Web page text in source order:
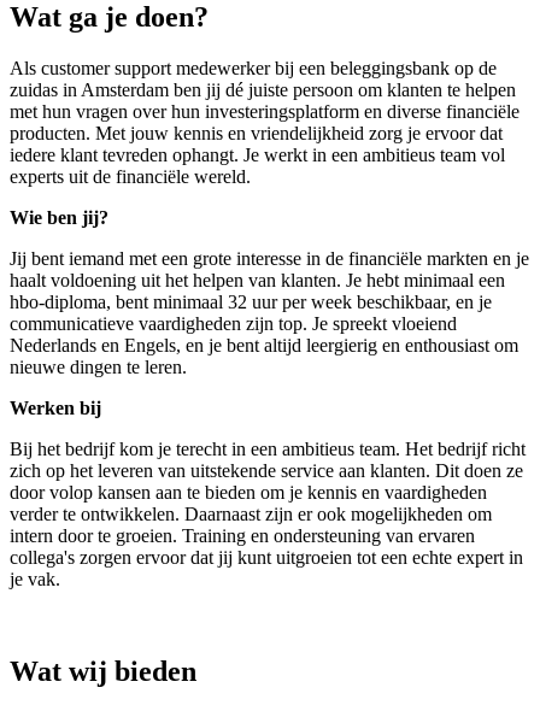
Wat ga je doen?
Als customer support medewerker bij een beleggingsbank op de
zuidas in Amsterdam ben jij dé juiste persoon om klanten te helpen
met hun vragen over hun investeringsplatform en diverse financiële
producten. Met jouw kennis en vriendelijkheid zorg je ervoor dat
iedere klant tevreden ophangt. Je werkt in een ambitieus team vol
experts uit de financiële wereld.
Wie ben jij?
Jij bent iemand met een grote interesse in de financiële markten en je
haalt voldoening uit het helpen van klanten. Je hebt minimaal een
hbo-diploma, bent minimaal 32 uur per week beschikbaar, en je
communicatieve vaardigheden zijn top. Je spreekt vloeiend
Nederlands en Engels, en je bent altijd leergierig en enthousiast om
nieuwe dingen te leren.
Werken bij
Bij het bedrijf kom je terecht in een ambitieus team. Het bedrijf richt
zich op het leveren van uitstekende service aan klanten. Dit doen ze
door volop kansen aan te bieden om je kennis en vaardigheden
verder te ontwikkelen. Daarnaast zijn er ook mogelijkheden om
intern door te groeien. Training en ondersteuning van ervaren
collega's zorgen ervoor dat jij kunt uitgroeien tot een echte expert in
je vak.
Wat wij bieden